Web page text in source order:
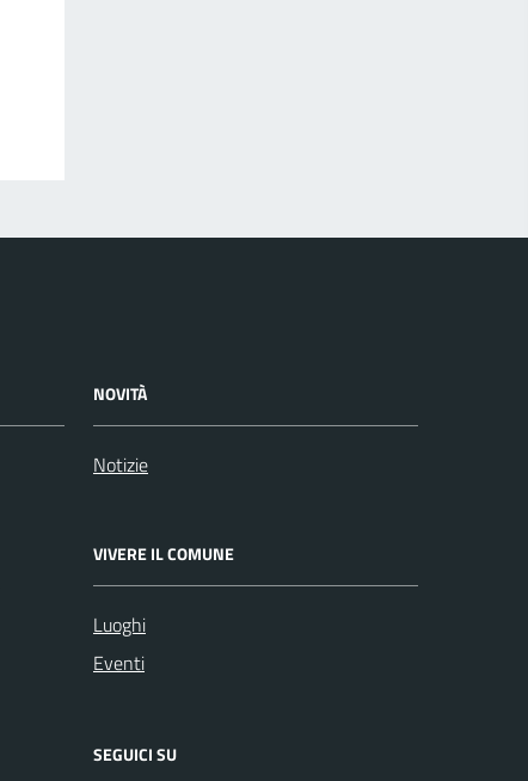
NOVITÀ
Notizie
VIVERE IL COMUNE
Luoghi
Eventi
SEGUICI SU